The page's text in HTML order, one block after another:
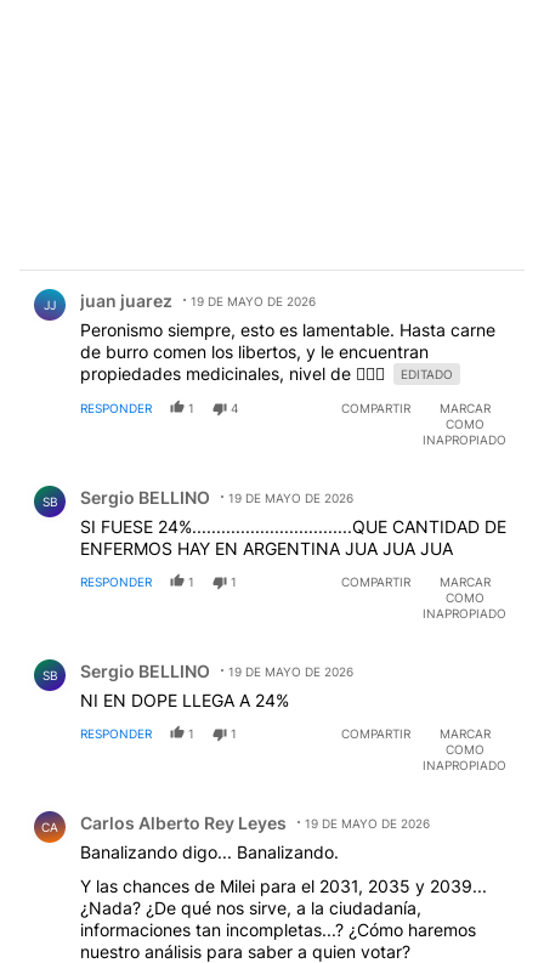
JJ juan juarez 19 DE MAYO DE 2026
Peronismo siempre, esto es lamentable. Hasta carne
de burro comen los libertos, y le encuentran
propiedades medicinales, nivel de 🫜🫜🫜
EDITADO
RESPONDER 1 4 COMPARTIR
MARCAR
COMO
INAPROPIADO
SB Sergio BELLINO 19 DE MAYO DE 2026
SI FUESE 24%.................................QUE CANTIDAD DE
ENFERMOS HAY EN ARGENTINA JUA JUA JUA
RESPONDER 1 1 COMPARTIR
MARCAR
COMO
INAPROPIADO
SB Sergio BELLINO 19 DE MAYO DE 2026
NI EN DOPE LLEGA A 24%
RESPONDER 1 1 COMPARTIR
MARCAR
COMO
INAPROPIADO
CA Carlos Alberto Rey Leyes 19 DE MAYO DE 2026
Banalizando digo... Banalizando.
Y las chances de Milei para el 2031, 2035 y 2039...
¿Nada? ¿De qué nos sirve, a la ciudadanía,
informaciones tan incompletas...? ¿Cómo haremos
nuestro análisis para saber a quien votar?